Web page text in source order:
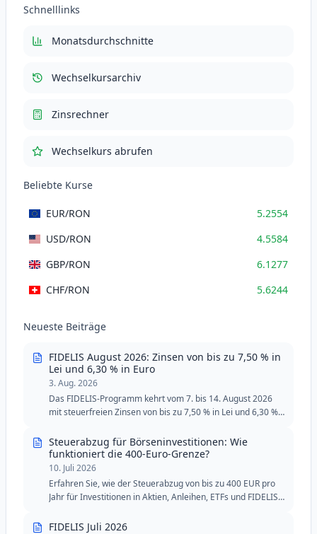
MwSt (21%)
Gesamt mit MwSt
Schnelllinks
Monatsdurchschnitte
Wechselkursarchiv
Zinsrechner
Wechselkurs abrufen
Beliebte Kurse
EUR/RON
5.2554
USD/RON
4.5584
GBP/RON
6.1277
CHF/RON 5.6244
Neueste Beiträge
FIDELIS August 2026: Zinsen von bis zu 7,50 % in
Lei und 6,30 % in Euro
3. Aug. 2026
Das FIDELIS-Programm kehrt vom 7. bis 14. August 2026
mit steuerfreien Zinsen von bis zu 7,50 % in Lei und 6,30 %
Tranchen für Blutspender, mit reduzierten
Mindestschwellen in Lei und Euro.
Steuerabzug für Börseninvestitionen: Wie
funktioniert die 400-Euro-Grenze?
10. Juli 2026
Erfahren Sie, wie der Steuerabzug von bis zu 400 EUR pro
Jahr für Investitionen in Aktien, Anleihen, ETFs und FIDELIS-
FIDELIS Juli 2026